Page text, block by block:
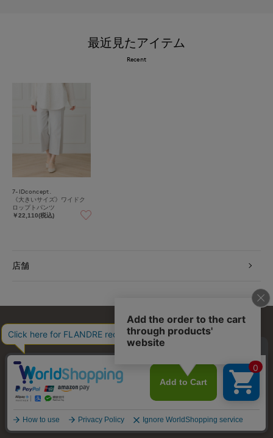
最近見たアイテム
Recent
7-IDconcept.
《大きいサイズ》ワイドク
ロップトパンツ
￥22,110(税込)
店舗
お問い合わせ 利用規約 会社概要 プライバシーポリシー
特定商取引・古物営業法に基づく表示 店舗リスト